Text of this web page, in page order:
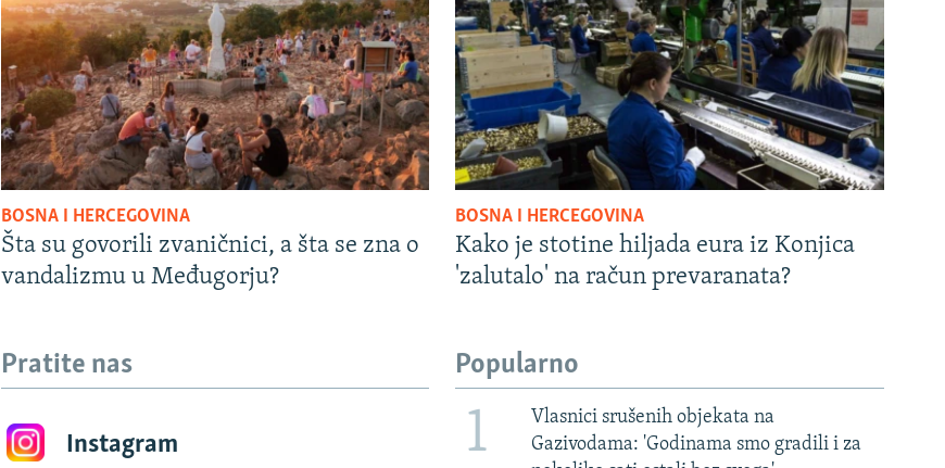
BOSNA I HERCEGOVINA
Šta su govorili zvaničnici, a šta se zna o
vandalizmu u Međugorju?
BOSNA I HERCEGOVINA
Kako je stotine hiljada eura iz Konjica
'zalutalo' na račun prevaranata?
Pratite nas
Instagram
Popularno
1
Vlasnici srušenih objekata na
Gazivodama: 'Godinama smo gradili i za